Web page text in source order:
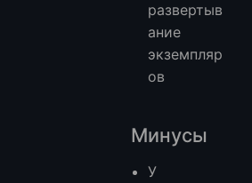
развертыв
ание
экземпляр
ов
Минусы
У